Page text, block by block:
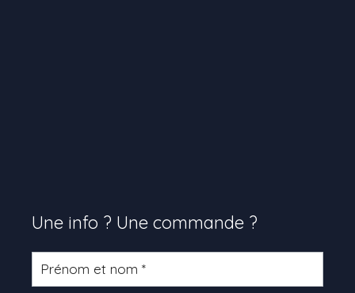
Une info ? Une commande ?
Formulaire
produit